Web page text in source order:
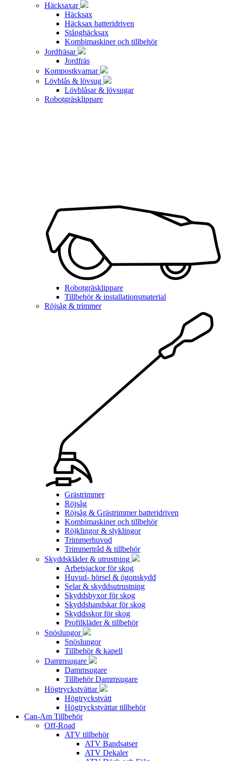
Häcksaxar
Häcksax
Häcksax batteridriven
Stånghäcksax
Kombimaskiner och tillbehör
Jordfräsar
Jordfräs
Kompostkvarnar
Lövblås & lövsug
Lövblåsar & lövsugar
Robotgräsklippare
Robotgräsklippare
Tillbehör & installationsmaterial
Röjsåg & trimmer
Grästrimmer
Röjsåg
Röjsåg & Grästrimmer batteridriven
Kombimaskiner och tillbehör
Röjklingor & slyklingor
Trimmerhuvud
Trimmertråd & tillbehör
Skyddskläder & utrustning
Arbetsjackor för skog
Huvud- hörsel & ögonskydd
Selar & skyddsutrustning
Skyddsbyxor för skog
Skyddshandskar för skog
Skyddsskor för skog
Profilkläder & tillbehör
Snöslungor
Snöslungor
Tillbehör & kapell
Dammsugare
Dammsugare
Tillbehör Dammsugare
Högtryckstvättar
Högtryckstvätt
Högtryckstvättar tillbehör
Can-Am Tillbehör
Off-Road
ATV tillbehör
ATV Bandsatser
ATV Dekaler